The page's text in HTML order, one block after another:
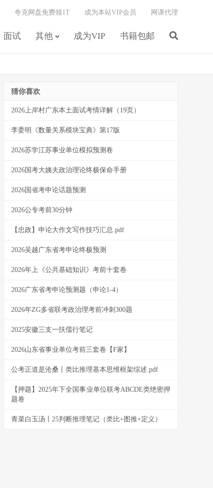
面试 其他 成为VIP 书籍包邮
夸克网盘免费领1T 成为本站VIP会员 网课代理
猜你喜欢
2026上岸村广东本土面试考情详解（19页）
李委明《数量关系模块宝典》第17版
2026苏学江苏事业单位模拟预测卷
2026国考大姨夫政治理论终极保命手册
2026国省考申论话题预测
2026公专考前30分钟
【忠政】申论大作文写作技巧汇总.pdf
2026吴越广东省考申论终极预测
2026年上《公共基础知识》考前十套卷
2026广东省考申论预测题（申论1-4）
2026年ZG多省联考政治理考前冲刺300题
2025安徽三支一扶儒行笔记
2026山东省事业单位考前三套卷【F家】
公考正道是沧桑丨类比推理基本思维框架综述.pdf
【押题】2025年下全国事业单位联考ABCDE类绝密押
题卷
青菜白玉汤丨25判断推理笔记（类比+图推+定义）